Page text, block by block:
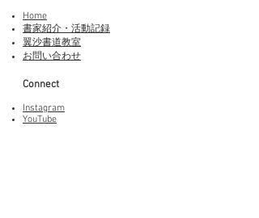
Home
書家紹介・活動記録
​翼沙書道教室
お問い合わせ
Connect
Instagram
YouTube